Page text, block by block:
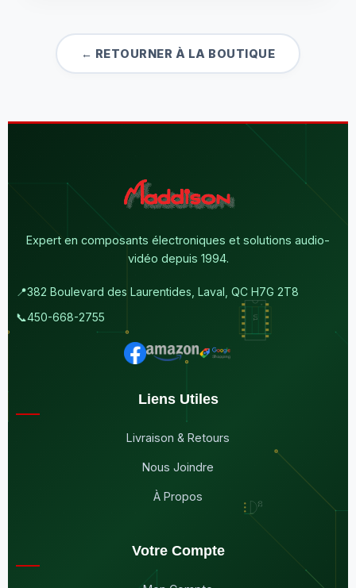
← RETOURNER À LA BOUTIQUE
Expert en composants électroniques et solutions audio-
vidéo depuis 1994.
📍382 Boulevard des Laurentides, Laval, QC H7G 2T8
📞450-668-2755
Liens Utiles
Livraison & Retours
Nous Joindre
À Propos
Votre Compte